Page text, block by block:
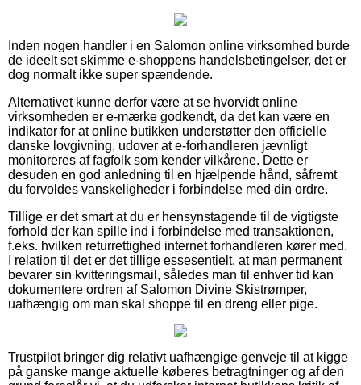
Inden nogen handler i en Salomon online virksomhed burde
de ideelt set skimme e-shoppens handelsbetingelser, det er
dog normalt ikke super spændende.
Alternativet kunne derfor være at se hvorvidt online
virksomheden er e-mærke godkendt, da det kan være en
indikator for at online butikken understøtter den officielle
danske lovgivning, udover at e-forhandleren jævnligt
monitoreres af fagfolk som kender vilkårene. Dette er
desuden en god anledning til en hjælpende hånd, såfremt
du forvoldes vanskeligheder i forbindelse med din ordre.
Tillige er det smart at du er hensynstagende til de vigtigste
forhold der kan spille ind i forbindelse med transaktionen,
f.eks. hvilken returrettighed internet forhandleren kører med.
I relation til det er det tillige essesentielt, at man permanent
bevarer sin kvitteringsmail, således man til enhver tid kan
dokumentere ordren af Salomon Divine Skistrømper,
uafhængig om man skal shoppe til en dreng eller pige.
Trustpilot bringer dig relativt uafhængige genveje til at kigge
på ganske mange aktuelle køberes betragtninger og af den